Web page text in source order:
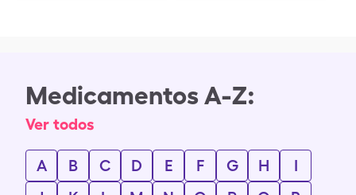
Medicamentos A-Z:
Ver todos
A B C D E F G H
I